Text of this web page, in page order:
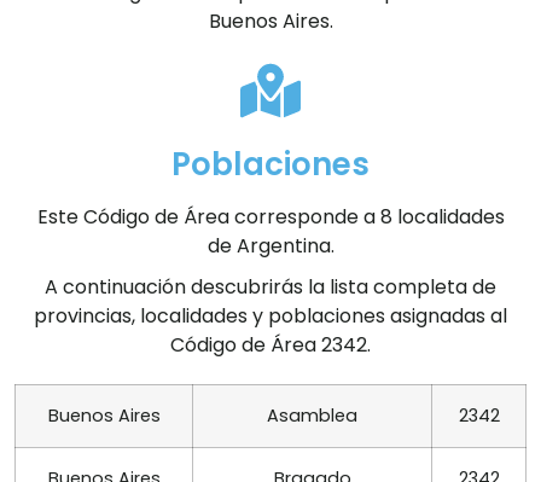
Buenos Aires.
Poblaciones
Este Código de Área corresponde a 8 localidades
de Argentina.
A continuación descubrirás la lista completa de
provincias, localidades y poblaciones asignadas al
Código de Área 2342.
Buenos Aires Asamblea 2342